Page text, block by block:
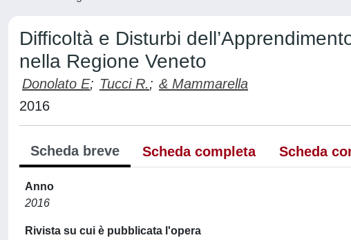
Difficoltà e Disturbi
nella Regione Veneto
Donolato E; Tucci R.; & Mammarella
2016
Scheda breve Scheda completa Scheda
Anno
2016
Rivista su cui è pubblicata l'opera